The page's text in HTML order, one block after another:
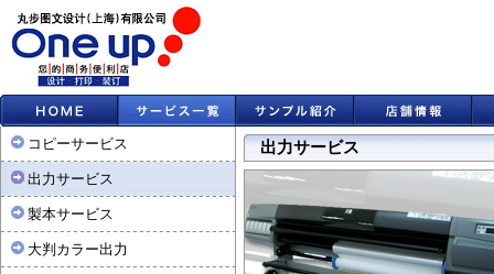
コピーサービス
出力サービス
製本サービス
大判カラー出力
出力サービス